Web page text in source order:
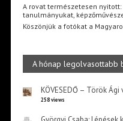
A rovat természetesen
tanulmányukat,
Köszönjük a fotókat a
A hónap legolvasottabb
KÖVESEDŐ – Török Ági
258 views